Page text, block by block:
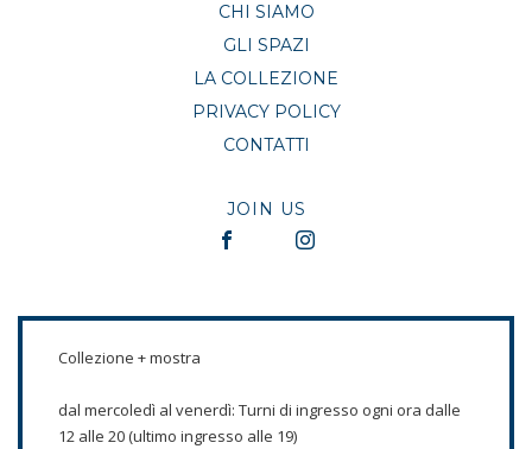
CHI SIAMO
GLI SPAZI
LA COLLEZIONE
PRIVACY POLICY
CONTATTI
JOIN US
Collezione + mostra
dal mercoledì al venerdì: Turni di ingresso ogni ora dalle
12 alle 20 (ultimo ingresso alle 19)